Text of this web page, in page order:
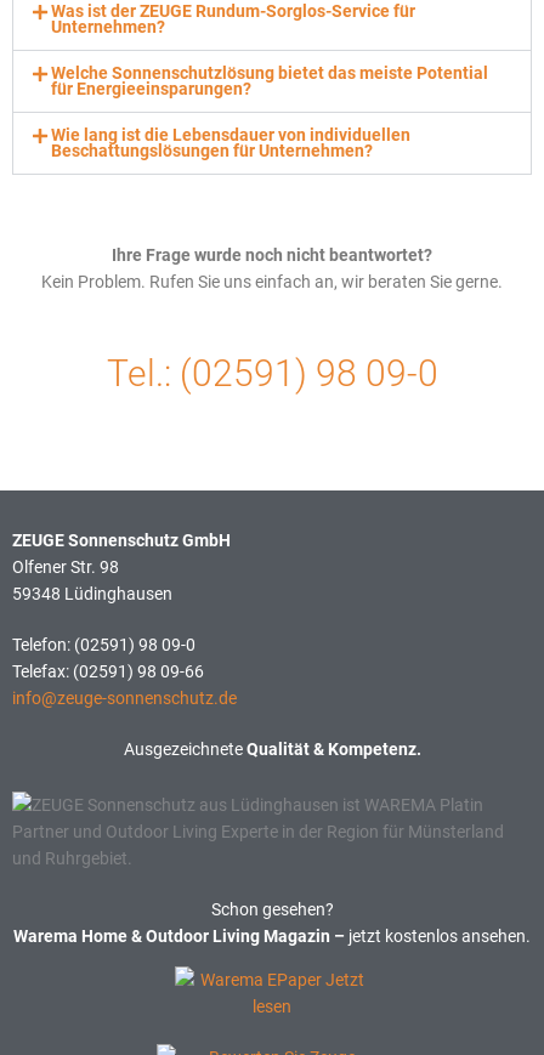
Was ist der ZEUGE Rundum-Sorglos-Service für
Unternehmen?
Welche Sonnenschutzlösung bietet das meiste Potential
für Energieeinsparungen?
Wie lang ist die Lebensdauer von individuellen
Beschattungslösungen für Unternehmen?
Ihre Frage wurde noch nicht beantwortet?
Kein Problem. Rufen Sie uns einfach an, wir beraten Sie gerne.
Tel.: (02591) 98 09-0
ZEUGE Sonnenschutz GmbH
Olfener Str. 98
59348 Lüdinghausen
Telefon: (02591) 98 09-0
Telefax: (02591) 98 09-66
info@zeuge-sonnenschutz.de
AusgezeichneteQualität & Kompetenz.
Schon gesehen?
Warema Home & Outdoor Living Magazin – jetzt kostenlos ansehen.